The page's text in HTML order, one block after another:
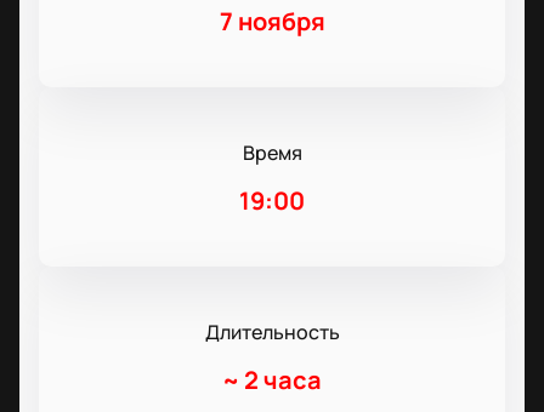
7 ноября
Время
19:00
Длительность
~ 2 часа